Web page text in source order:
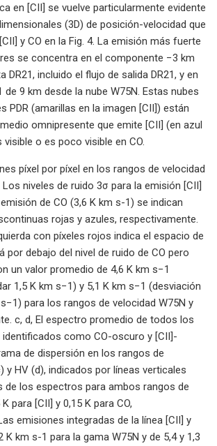
en [CII] se vuelve particularmente evidente
(3D) de posición-velocidad que
y CO en la Fig. 4. La emisión más fuerte
se concentra en el componente −3 km
DR21, incluido el flujo de salida DR21, y en
9 km desde la nube W75N. Estas nubes
PDR (amarillas en la imagen [CII]) están
omnipresente que emite [CII] (en azul
o es poco visible en CO.
píxel por píxel en los rangos de velocidad
Los niveles de ruido 3σ para la emisión [CII]
de CO (3,6 K km s-1) se indican
rojas y azules, respectivamente.
con píxeles rojos indica el espacio de
por debajo del nivel de ruido de CO pero
un valor promedio de 4,6 K km s−1
1,5 K km s−1) y 5,1 K km s−1 (desviación
para los rangos de velocidad W75N y
c, d, El espectro promedio de todos los
identificados como CO-oscuro y [CII]-
de dispersión en los rangos de
y HV (d), indicados por líneas verticales
de los espectros para ambos rangos de
para [CII] y 0,15 K para CO,
emisiones integradas de la línea [CII] y
K km s-1 para la gama W75N y de 5,4 y 1,3